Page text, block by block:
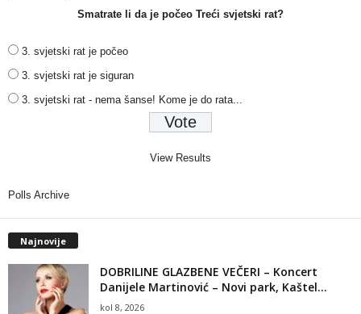
Smatrate li da je počeo Treći svjetski rat?
3. svjetski rat je počeo
3. svjetski rat je siguran
3. svjetski rat - nema šanse! Kome je do rata...
View Results
Polls Archive
Najnovije
DOBRILINE GLAZBENE VEČERI – Koncert
Danijele Martinović – Novi park, Kaštel...
kol 8, 2026